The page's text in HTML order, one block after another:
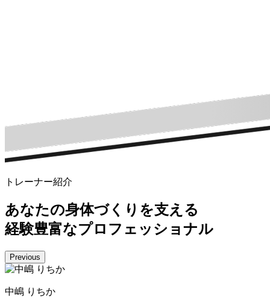
トレーナー紹介
あなたの身体づくりを支える
経験豊富なプロフェッショナル
Previous
中嶋 りちか